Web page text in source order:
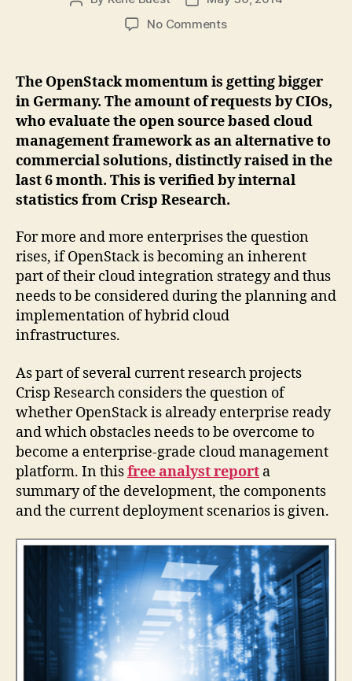
No Commentson
OpenStack
and
the
Enterprise
adoption
The OpenStack momentum is getting bigger
in Germany. The amount of requests by CIOs,
who evaluate the open source based cloud
management framework as an alternative to
commercial solutions, distinctly raised in the
last 6 month. This is verified by internal
statistics from Crisp Research.
For more and more enterprises the question
rises, if OpenStack is becoming an inherent
part of their cloud integration strategy and thus
needs to be considered during the planning and
implementation of hybrid cloud
infrastructures.
As part of several current research projects
Crisp Research considers the question of
whether OpenStack is already enterprise ready
and which obstacles needs to be overcome to
become a enterprise-grade cloud management
platform. In thisfree analyst report a
summary of the development, the components
and the current deployment scenarios is given.